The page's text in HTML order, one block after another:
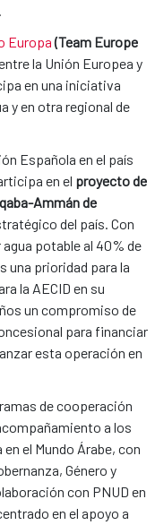
Europa (Team Europe
la Unión Europea y
en una iniciativa
y en otra regional de
Española en el país
en el proyecto de
Ammán de
del país. Con
potable al 40% de
una prioridad para la
la AECID en su
un compromiso de
para financiar
esta operación en
de cooperación
a los
el Mundo Árabe, con
Género y
con PNUD en
en el apoyo a